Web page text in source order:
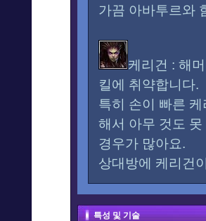
가끔 아바투르와
케리건 : 해
킬에 취약합니다.
특히 손이 빠른
해서 아무 것도
경우가 많아요.
상대방에 케리건
특성 및 기술